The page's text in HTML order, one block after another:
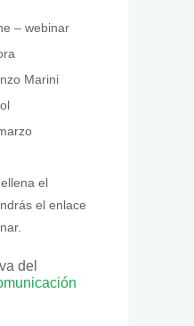
– webinar
Marini
el
el enlace
del